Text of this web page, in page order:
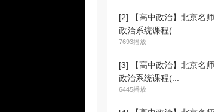
[2] 【高中政治】北京名师
政治系统课程(...
7693播放
[3] 【高中政治】北京名师
政治系统课程(...
6445播放